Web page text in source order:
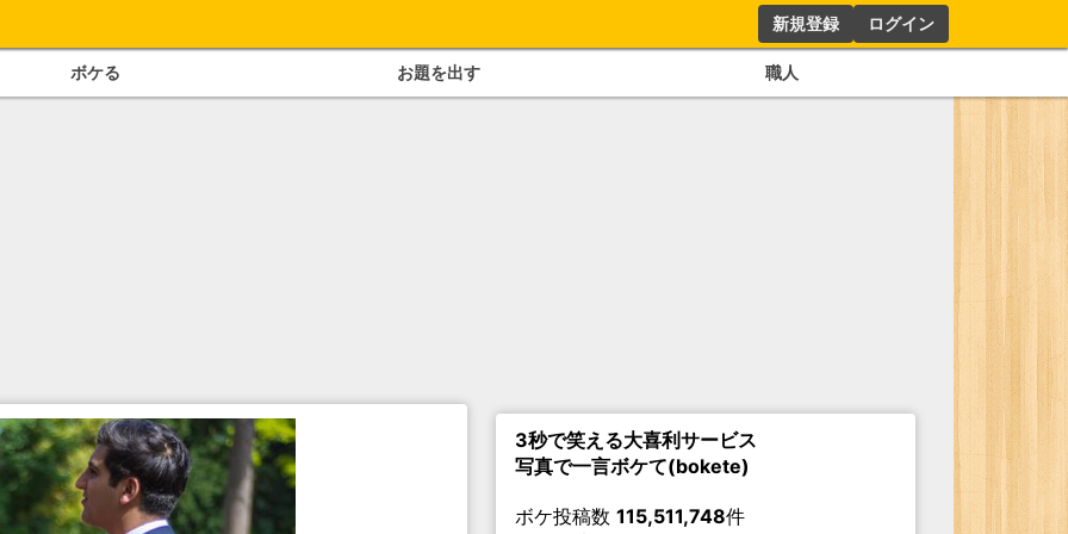
新規登録 ログイン
ボケる お題を出す 職人
3秒で笑える大喜利サービス
写真で一言ボケて(bokete)
ボケ投稿数 115,511,748件